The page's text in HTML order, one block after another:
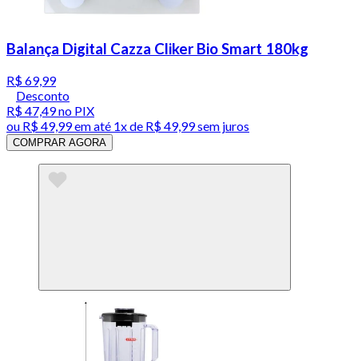
Balança Digital Cazza Cliker Bio Smart 180kg
R$ 69,99
Desconto
R$ 47,49no PIX
ou R$ 49,99em até 1x de R$ 49,99sem juros
COMPRAR AGORA